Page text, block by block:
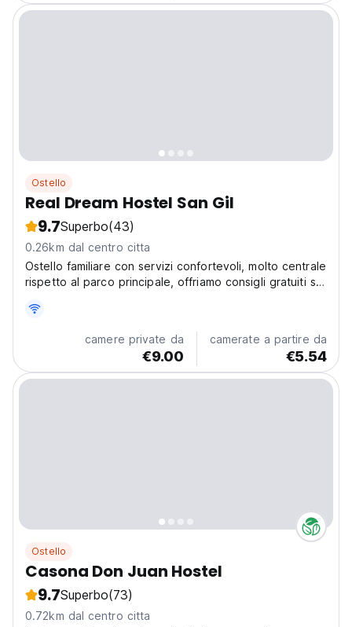
Ostello
Real Dream Hostel San Gil
9.7Superbo(43)
0.26km dal centro citta
Ostello familiare con servizi confortevoli, molto centrale
rispetto al parco principale, offriamo consigli gratuiti sui
far sentire i nostri ospiti a casa.
camere private da
€9.00
camerate a partire da
€5.54
Ostello
Casona Don Juan Hostel
9.7Superbo(73)
0.72km dal centro citta